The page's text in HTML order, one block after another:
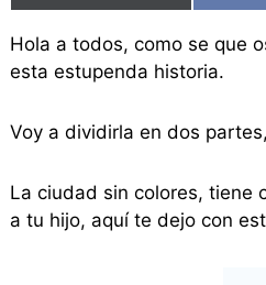
Hola a todos, como se que
esta estupenda historia.
Voy a dividirla en dos
La ciudad sin colores, tiene
a tu hijo, aquí te dejo con